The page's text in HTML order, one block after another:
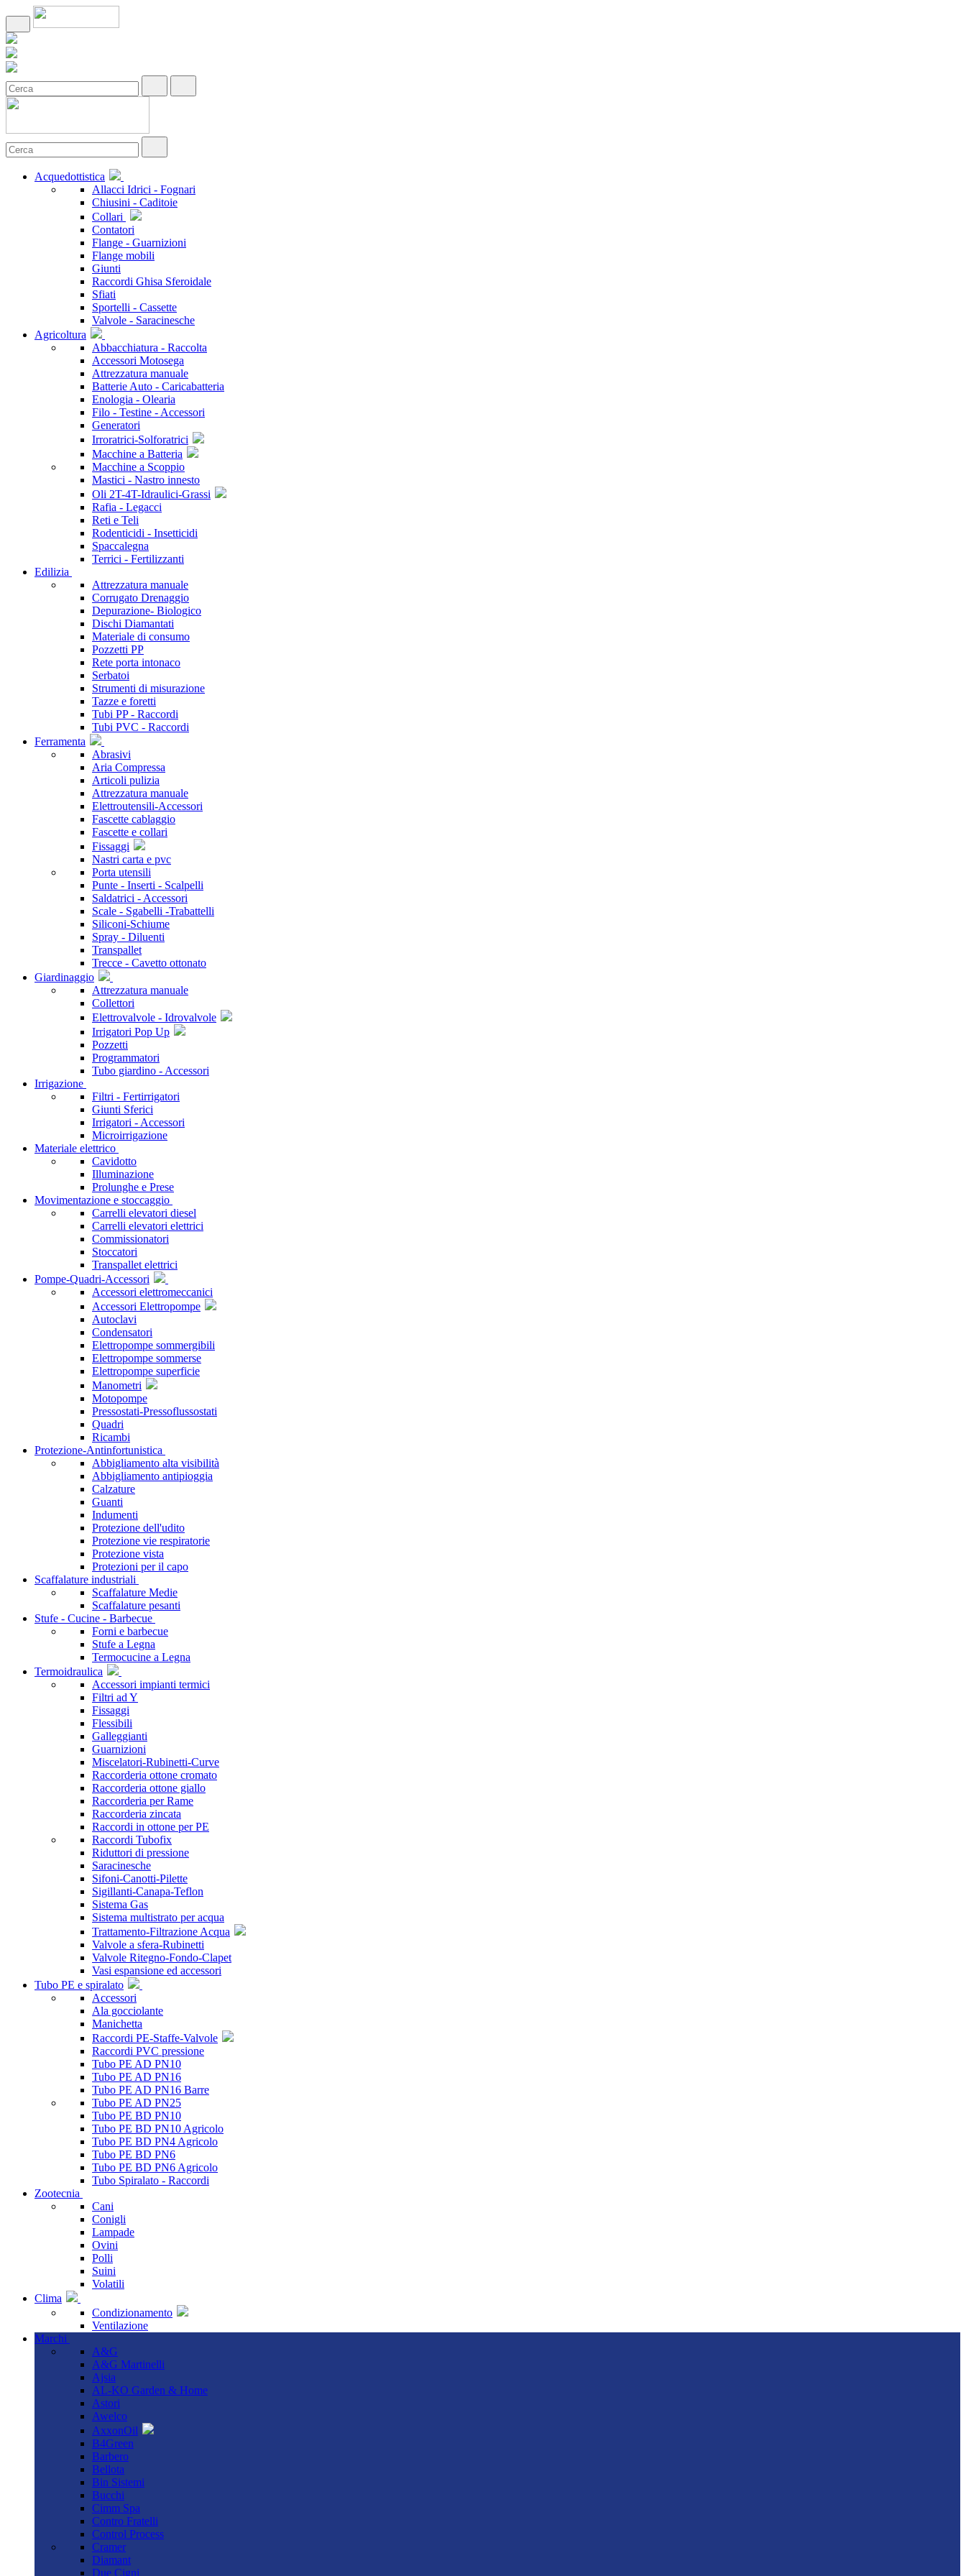
Acquedottistica
Allacci Idrici - Fognari
Chiusini - Caditoie
Collari
Contatori
Flange - Guarnizioni
Flange mobili
Giunti
Raccordi Ghisa Sferoidale
Sfiati
Sportelli - Cassette
Valvole - Saracinesche
Agricoltura
Abbacchiatura - Raccolta
Accessori Motosega
Attrezzatura manuale
Batterie Auto - Caricabatteria
Enologia - Olearia
Filo - Testine - Accessori
Generatori
Irroratrici-Solforatrici
Macchine a Batteria
Macchine a Scoppio
Mastici - Nastro innesto
Oli 2T-4T-Idraulici-Grassi
Rafia - Legacci
Reti e Teli
Rodenticidi - Insetticidi
Spaccalegna
Terrici - Fertilizzanti
Edilizia
Attrezzatura manuale
Corrugato Drenaggio
Depurazione- Biologico
Dischi Diamantati
Materiale di consumo
Pozzetti PP
Rete porta intonaco
Serbatoi
Strumenti di misurazione
Tazze e foretti
Tubi PP - Raccordi
Tubi PVC - Raccordi
Ferramenta
Abrasivi
Aria Compressa
Articoli pulizia
Attrezzatura manuale
Elettroutensili-Accessori
Fascette cablaggio
Fascette e collari
Fissaggi
Nastri carta e pvc
Porta utensili
Punte - Inserti - Scalpelli
Saldatrici - Accessori
Scale - Sgabelli -Trabattelli
Siliconi-Schiume
Spray - Diluenti
Transpallet
Trecce - Cavetto ottonato
Giardinaggio
Attrezzatura manuale
Collettori
Elettrovalvole - Idrovalvole
Irrigatori Pop Up
Pozzetti
Programmatori
Tubo giardino - Accessori
Irrigazione
Filtri - Fertirrigatori
Giunti Sferici
Irrigatori - Accessori
Microirrigazione
Materiale elettrico
Cavidotto
Illuminazione
Prolunghe e Prese
Movimentazione e stoccaggio
Carrelli elevatori diesel
Carrelli elevatori elettrici
Commissionatori
Stoccatori
Transpallet elettrici
Pompe-Quadri-Accessori
Accessori elettromeccanici
Accessori Elettropompe
Autoclavi
Condensatori
Elettropompe sommergibili
Elettropompe sommerse
Elettropompe superficie
Manometri
Motopompe
Pressostati-Pressoflussostati
Quadri
Ricambi
Protezione-Antinfortunistica
Abbigliamento alta visibilità
Abbigliamento antipioggia
Calzature
Guanti
Indumenti
Protezione dell'udito
Protezione vie respiratorie
Protezione vista
Protezioni per il capo
Scaffalature industriali
Scaffalature Medie
Scaffalature pesanti
Stufe - Cucine - Barbecue
Forni e barbecue
Stufe a Legna
Termocucine a Legna
Termoidraulica
Accessori impianti termici
Filtri ad Y
Fissaggi
Flessibili
Galleggianti
Guarnizioni
Miscelatori-Rubinetti-Curve
Raccorderia ottone cromato
Raccorderia ottone giallo
Raccorderia per Rame
Raccorderia zincata
Raccordi in ottone per PE
Raccordi Tubofix
Riduttori di pressione
Saracinesche
Sifoni-Canotti-Pilette
Sigillanti-Canapa-Teflon
Sistema Gas
Sistema multistrato per acqua
Trattamento-Filtrazione Acqua
Valvole a sfera-Rubinetti
Valvole Ritegno-Fondo-Clapet
Vasi espansione ed accessori
Tubo PE e spiralato
Accessori
Ala gocciolante
Manichetta
Raccordi PE-Staffe-Valvole
Raccordi PVC pressione
Tubo PE AD PN10
Tubo PE AD PN16
Tubo PE AD PN16 Barre
Tubo PE AD PN25
Tubo PE BD PN10
Tubo PE BD PN10 Agricolo
Tubo PE BD PN4 Agricolo
Tubo PE BD PN6
Tubo PE BD PN6 Agricolo
Tubo Spiralato - Raccordi
Zootecnia
Cani
Conigli
Lampade
Ovini
Polli
Suini
Volatili
Clima
Condizionamento
Ventilazione
Marchi
A&G
A&G Martinelli
Ajsia
AL-KO Garden & Home
Astori
Awelco
AxxonOil
B4Green
Barbero
Bellota
Bin Sistemi
Bucchi
Cimm Spa
Contro Fratelli
Control Process
Cramer
Diamant
Due Cigni